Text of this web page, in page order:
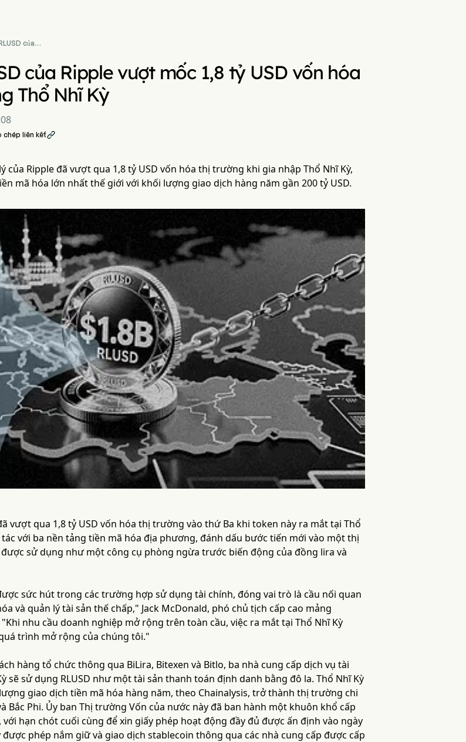
của
rộng sangcủa Ripple vượt mốc 1,8 tỷ USD vốn hóa
Thổ Nhĩ Kỳ
chép liên kết
của Ripple đã vượt qua 1,8 tỷ USD vốn hóa thị trường khi gia nhập Thổ Nhĩ Kỳ,
mã hóa lớn nhất thế giới với khối lượng giao dịch hàng năm gần 200 tỷ USD.
vượt qua 1,8 tỷ USD vốn hóa thị trường vào thứ Ba khi token này ra mắt tại Thổ
với ba nền tảng tiền mã hóa địa phương, đánh dấu bước tiến mới vào một thị
sử dụng như một công cụ phòng ngừa trước biến động của đồng lira và
sức hút trong các trường hợp sử dụng tài chính, đóng vai trò là cầu nối quan
và quản lý tài sản thế chấp," Jack McDonald, phó chủ tịch cấp cao mảng
nhu cầu doanh nghiệp mở rộng trên toàn cầu, việc ra mắt tại Thổ Nhĩ Kỳ
trình mở rộng của chúng tôi."
hàng tổ chức thông qua BiLira, Bitexen và Bitlo, ba nhà cung cấp dịch vụ tài
sẽ sử dụng RLUSD như một tài sản thanh toán định danh bằng đô la. Thổ Nhĩ Kỳ
giao dịch tiền mã hóa hàng năm, theo Chainalysis, trở thành thị trường chi
Bắc Phi. Ủy ban Thị trường Vốn của nước này đã ban hành một khuôn khổ cấp
hạn chót cuối cùng để xin giấy phép hoạt động đầy đủ được ấn định vào ngày
được phép nắm giữ và giao dịch stablecoin thông qua các nhà cung cấp được cấp